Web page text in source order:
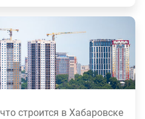
строится в Хабаровске